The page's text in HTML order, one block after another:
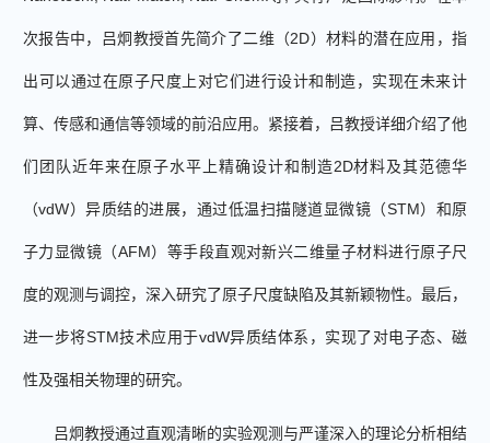
次报告中，吕炯教授首先简介了二维（2D）材料的潜在应用，指
出可以通过在原子尺度上对它们进行设计和制造，实现在未来计
算、传感和通信等领域的前沿应用。紧接着，吕教授详细介绍了他
们团队近年来在原子水平上精确设计和制造2D材料及其范德华
（vdW）异质结的进展，通过低温扫描隧道显微镜（STM）和原
子力显微镜（AFM）等手段直观对新兴二维量子材料进行原子尺
度的观测与调控，深入研究了原子尺度缺陷及其新颖物性。最后，
进一步将STM技术应用于vdW异质结体系，实现了对电子态、磁
性及强相关物理的研究。
吕炯教授通过直观清晰的实验观测与严谨深入的理论分析相结